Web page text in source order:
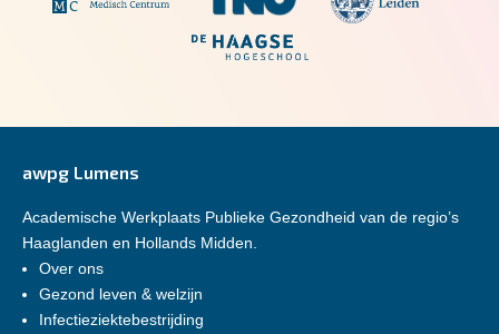
awpg Lumens
Academische Werkplaats Publieke Gezondheid van de regio’s
Haaglanden en Hollands Midden.
Over ons
Gezond leven & welzijn
Infectieziektebestrijding